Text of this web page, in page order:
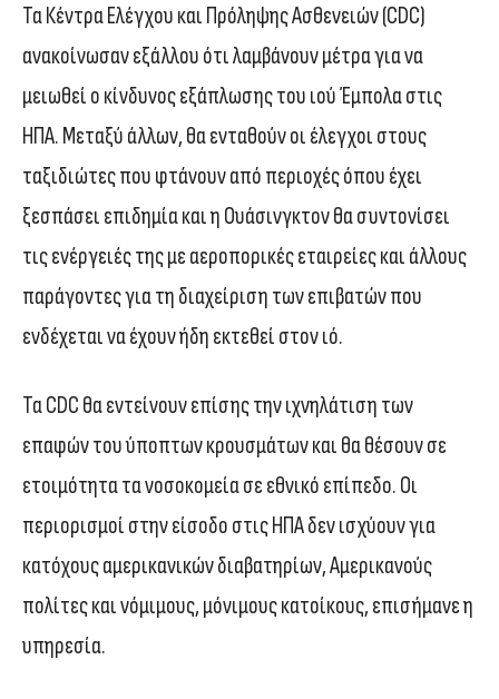
Τα Κέντρα Ελέγχου και Πρόληψης Ασθενειών (CDC)
ανακοίνωσαν εξάλλου ότι λαμβάνουν μέτρα για να
μειωθεί ο κίνδυνος εξάπλωσης του ιού Έμπολα στις
ΗΠΑ. Μεταξύ άλλων, θα ενταθούν οι έλεγχοι στους
ταξιδιώτες που φτάνουν από περιοχές όπου έχει
ξεσπάσει επιδημία και η Ουάσινγκτον θα συντονίσει
τις ενέργειές της με αεροπορικές εταιρείες και άλλους
παράγοντες για τη διαχείριση των επιβατών που
ενδέχεται να έχουν ήδη εκτεθεί στον ιό.
Τα CDC θα εντείνουν επίσης την ιχνηλάτιση των
επαφών του ύποπτων κρουσμάτων και θα θέσουν σε
ετοιμότητα τα νοσοκομεία σε εθνικό επίπεδο. Οι
περιορισμοί στην είσοδο στις ΗΠΑ δεν ισχύουν για
κατόχους αμερικανικών διαβατηρίων, Αμερικανούς
πολίτες και νόμιμους, μόνιμους κατοίκους, επισήμανε η
υπηρεσία.